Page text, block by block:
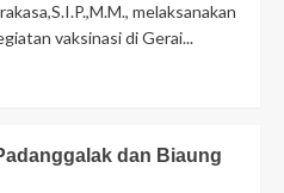
melaksanakan
vaksinasi di Gerai...
dan Biaung